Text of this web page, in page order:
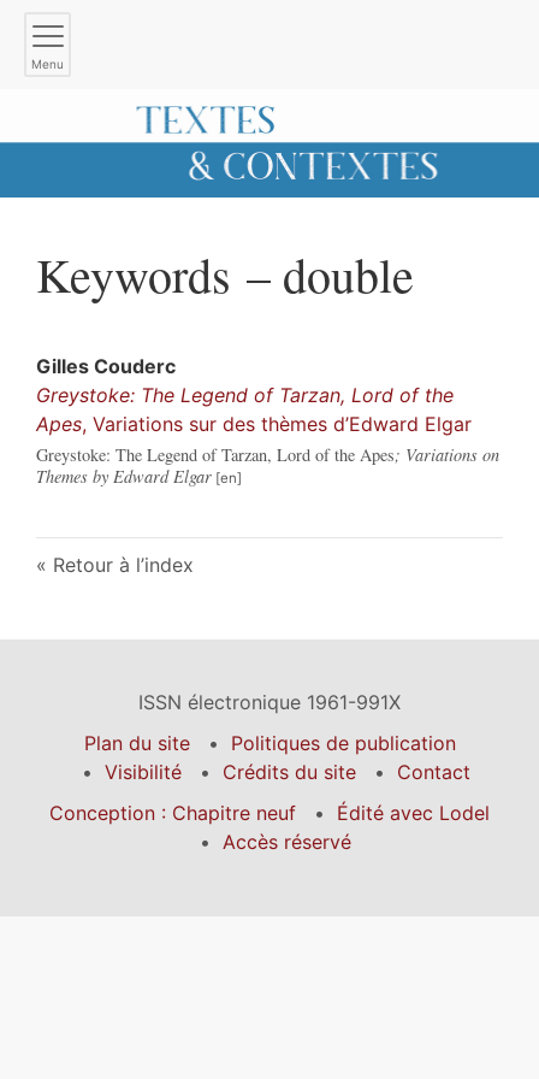
Menu
Keywords – double
Gilles Couderc
Greystoke: The Legend of Tarzan, Lord of the
Apes, Variations sur des thèmes d’Edward Elgar
Greystoke: The Legend of Tarzan, Lord of the Apes; Variations on
Themes by Edward Elgar
Retour à l’index
ISSN électronique 1961-991X
Plan du site
Politiques de publication
Visibilité
Crédits du site
Contact
Conception : Chapitre neuf
Édité avec Lodel
Accès réservé